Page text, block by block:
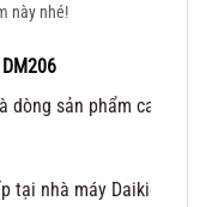
này nhé!
dòng sản phẩm cao
tại nhà máy Daikiosan,